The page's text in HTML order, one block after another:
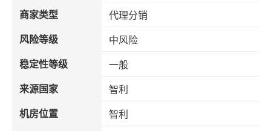
商家类型
代理分销
风险等级
中风险
稳定性等级
一般
来源国家
智利
机房位置
智利